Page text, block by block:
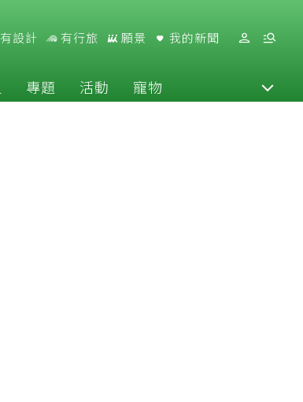
有設計 有行旅 願景 我的新聞
專題 活動 寵物